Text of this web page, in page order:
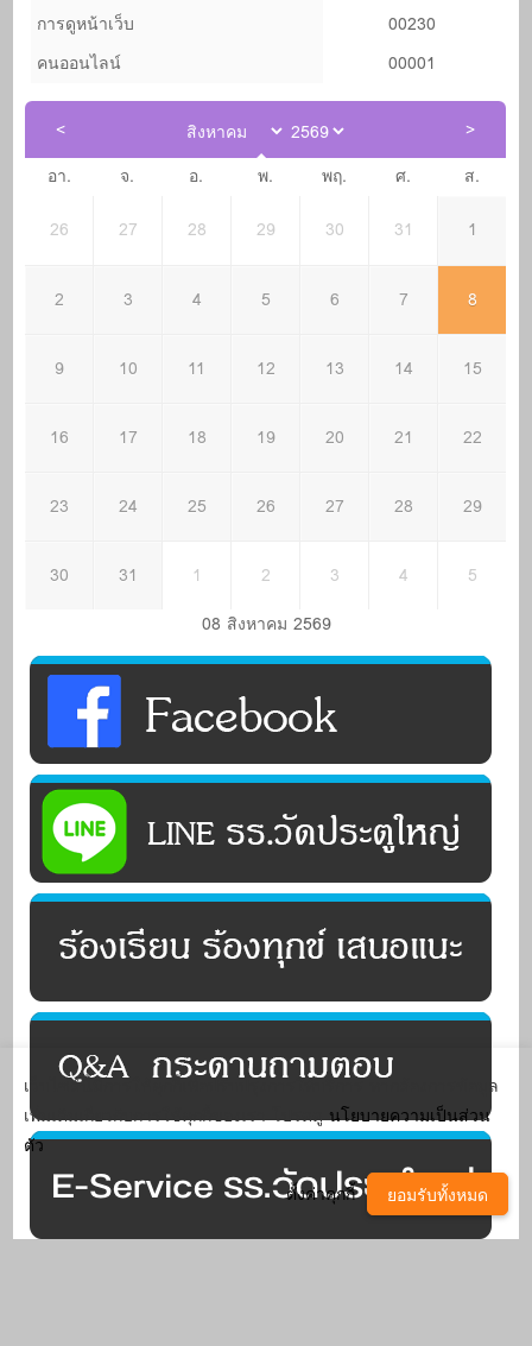
การดูหน้าเว็บ
00230
คนออนไลน์
00001
อา. จ. อ. พ. พฤ. ศ. ส.
26 27 28 29 30 31 1
2 3 4 5 6 7 8
9 10 11 12 13 14 15
16 17 18 19 20 21 22
23 24 25 26 27 28 29
30 31 1 2 3 4
5
08 สิงหาคม 2569
เว็บไซต์นี้มีการใช้คุกกี้เพื่อปรับปรุงการให้บริการ หากต้องการข้อมูล
เพิ่มเติมเกี่ยวกับการใช้คุกกี้ของเรา โปรดดูนโยบายความเป็นส่วน
ตัว
ตั้งค่าคุกกี้
ยอมรับทั้งหมด